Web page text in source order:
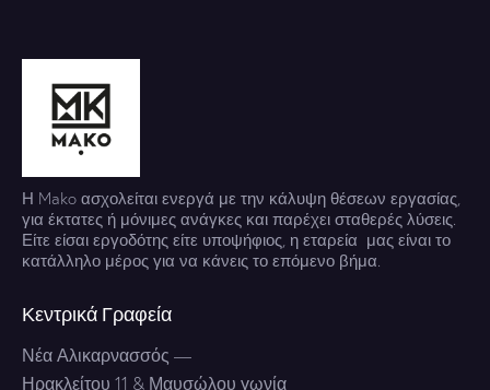
Η Mako ασχολείται ενεργά με την κάλυψη θέσεων εργασίας,
για έκτατες ή μόνιμες ανάγκες και παρέχει σταθερές λύσεις.
Είτε είσαι εργοδότης είτε υποψήφιος, η εταρεία μας είναι το
κατάλληλο μέρος για να κάνεις το επόμενο βήμα.
Κεντρικά Γραφεία
Νέα Αλικαρνασσός —
Ηρακλείτου 11 & Μαυσώλου γωνία